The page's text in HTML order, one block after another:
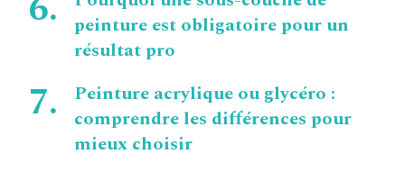
peinture est obligatoire pour un
résultat pro
Peinture acrylique ou glycéro :
comprendre les différences pour
mieux choisir